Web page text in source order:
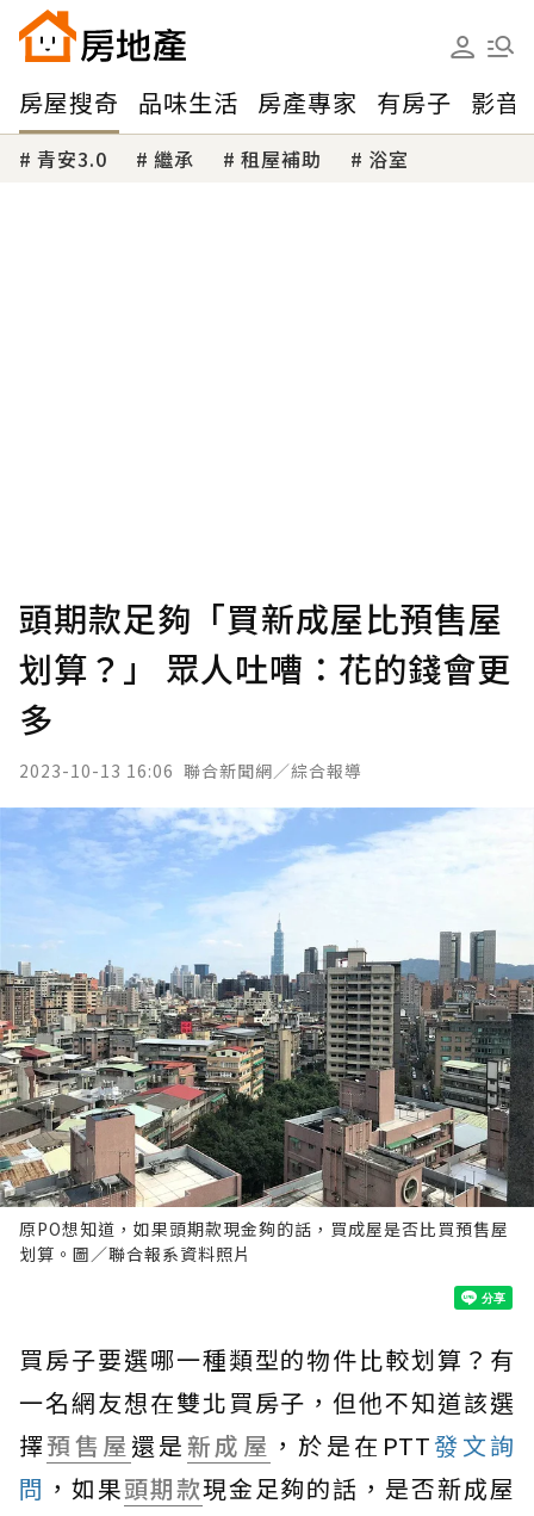
房屋搜奇 品味生活 房產專家 有房子 影音
青安3.0 繼承 租屋補助 浴室
頭期款足夠「買新成屋比預售屋
划算？」 眾人吐嘈：花的錢會更
多
2023-10-13 16:06 聯合新聞網／綜合報導
原PO想知道，如果頭期款現金夠的話，買成屋是否比買預售屋
划算。圖／聯合報系資料照片
買房子要選哪一種類型的物件比較划算？有
一名網友想在雙北買房子，但他不知道該選
擇預售屋 還是 新成屋 ，於是在PTT發文詢
問 ，如果頭期款現金足夠的話，是否新成屋